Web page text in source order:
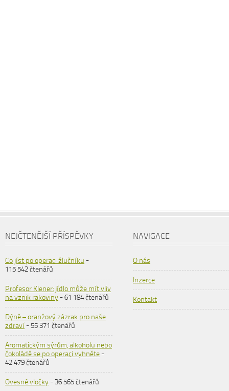
NEJČTENĚJŠÍ PŘÍSPĚVKY
Co jíst po operaci žlučníku -
115 542 čtenářů
Profesor Klener: jídlo může mít vliv
na vznik rakoviny- 61 184 čtenářů
Dýně – oranžový zázrak pro naše
zdraví- 55 371 čtenářů
Aromatickým sýrům, alkoholu nebo
čokoládě se po operaci vyhněte-
42 479 čtenářů
Ovesné vločky- 36 565 čtenářů
NAVIGACE
O nás
Inzerce
Kontakt